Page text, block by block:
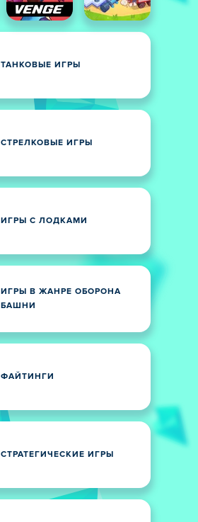
ТАНКОВЫЕ ИГРЫ
СТРЕЛКОВЫЕ ИГРЫ
ИГРЫ С ЛОДКАМИ
ИГРЫ В ЖАНРЕ ОБОРОНА
БАШНИ
ФАЙТИНГИ
СТРАТЕГИЧЕСКИЕ ИГРЫ